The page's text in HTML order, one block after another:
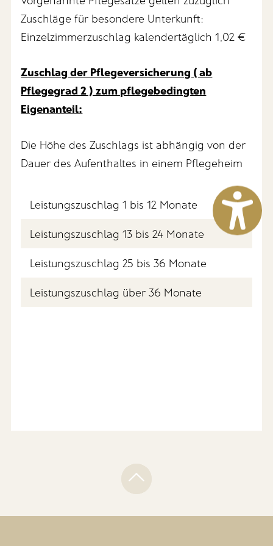
Zuschläge für besondere Unterkunft:
Einzelzimmerzuschlag kalendertäglich 1,02 €
Zuschlag der Pflegeversicherung ( ab
Pflegegrad 2 ) zum pflegebedingten
Eigenanteil:
Die Höhe des Zuschlags ist abhängig von der
Dauer des Aufenthaltes in einem Pflegeheim
Leistungszuschlag 1 bis 12 Monate
Leistungszuschlag 13 bis 24 Monate
Leistungszuschlag 25 bis 36 Monate
Leistungszuschlag über 36 Monate